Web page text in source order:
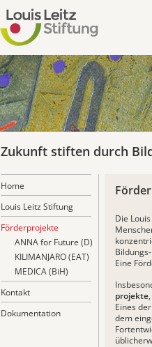
Zukunft stiften durch
Home
Louis Leitz Stiftung
Förderprojekte
ANNA for Future (D)
KILIMANJARO (EAT)
MEDICA (BiH)
Kontakt
Dokumentation
Die
Eine
projekte
Eines
dem